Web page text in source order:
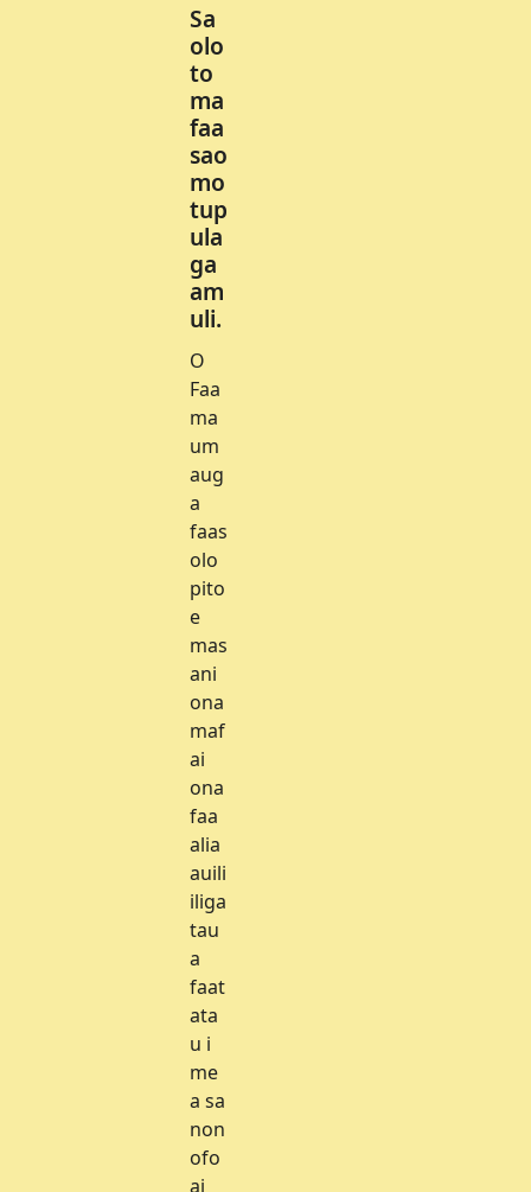
Sa
olo
to
ma
faa
sao
mo
tup
ula
ga
am
uli.
O
Faa
ma
um
aug
a
faas
olo
pito
e
mas
ani
ona
maf
ai
ona
faa
alia
auili
iliga
tau
a
faat
ata
u i
me
a sa
non
ofo
ai